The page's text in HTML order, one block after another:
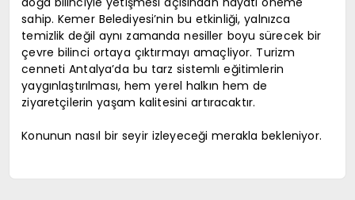
sahip. Kemer Belediyesi’nin bu etkinliği, yalnızca
temizlik değil aynı zamanda nesiller boyu sürecek bir
çevre bilinci ortaya çıktırmayı amaçliyor. Turizm
cenneti Antalya’da bu tarz sistemlı eğitimlerin
yaygınlaştırılması, hem yerel halkın hem de
ziyaretçilerin yaşam kalitesini artıracaktır.
Konunun nasıl bir seyir izleyeceği merakla bekleniyor.